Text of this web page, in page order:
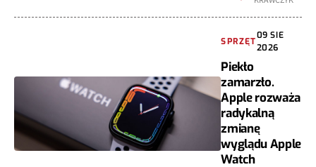
SPRZĘT
09 SIE
2026
Piekło
zamarzło.
Apple rozważa
radykalną
zmianę
wyglądu Apple
Watch